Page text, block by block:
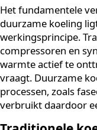
Neem
Wat is